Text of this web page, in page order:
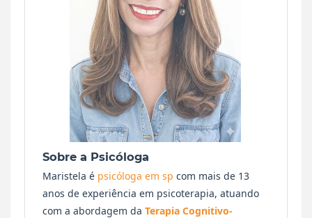
Sobre a Psicóloga
Maristela é psicóloga em sp com mais de 13
anos de experiência em psicoterapia, atuando
com a abordagem da Terapia Cognitivo-